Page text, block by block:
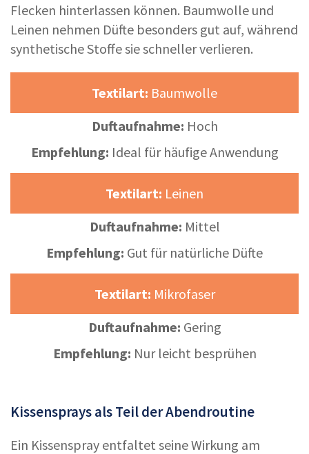
Flecken hinterlassen können. Baumwolle und
Leinen nehmen Düfte besonders gut auf, während
synthetische Stoffe sie schneller verlieren.
Textilart: Baumwolle
Duftaufnahme: Hoch
Empfehlung: Ideal für häufige Anwendung
Textilart: Leinen
Duftaufnahme: Mittel
Empfehlung: Gut für natürliche Düfte
Textilart: Mikrofaser
Duftaufnahme: Gering
Empfehlung: Nur leicht besprühen
Kissensprays als Teil der Abendroutine
Ein Kissenspray entfaltet seine Wirkung am